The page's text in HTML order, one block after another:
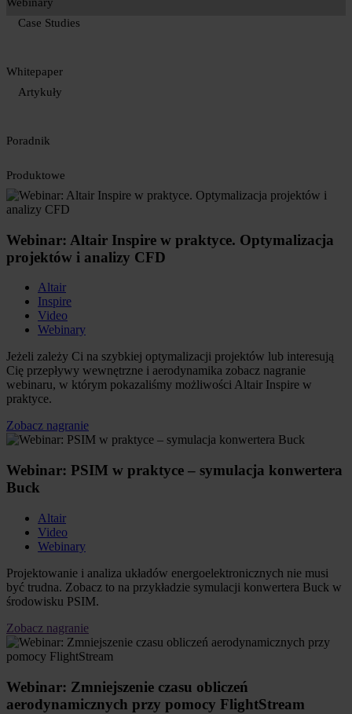
Case Studies
Whitepaper
Artykuły
Poradnik
Produktowe
Webinar: Altair Inspire w praktyce. Optymalizacja
projektów i analizy CFD
Altair
Inspire
Video
Webinary
Jeżeli zależy Ci na szybkiej optymalizacji projektów lub interesują
Cię przepływy wewnętrzne i aerodynamika zobacz nagranie
webinaru, w którym pokazaliśmy możliwości Altair Inspire w
praktyce.
Zobacz nagranie
Webinar: PSIM w praktyce – symulacja konwertera
Buck
Altair
Video
Webinary
Projektowanie i analiza układów energoelektronicznych nie musi
być trudna. Zobacz to na przykładzie symulacji konwertera Buck w
środowisku PSIM.
Zobacz nagranie
Webinar: Zmniejszenie czasu obliczeń
aerodynamicznych przy pomocy FlightStream